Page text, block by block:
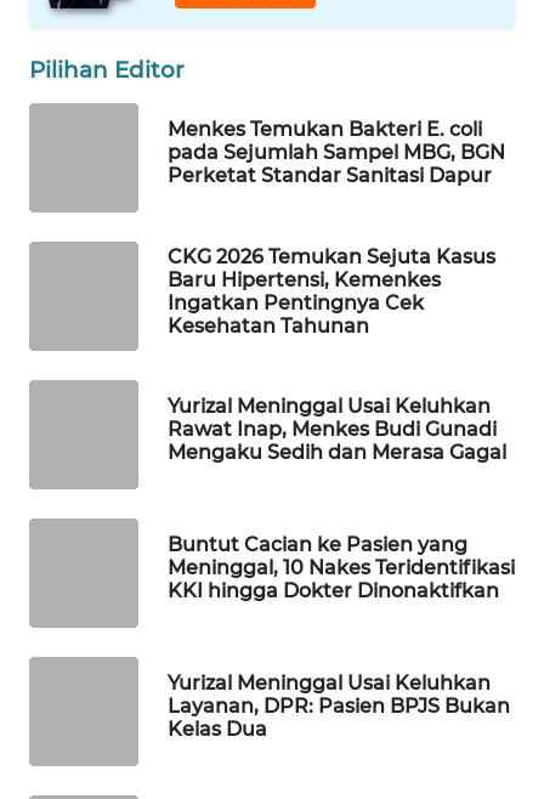
Pilihan Editor
Menkes Temukan Bakteri E. coli
pada Sejumlah Sampel MBG, BGN
Perketat Standar Sanitasi Dapur
CKG 2026 Temukan Sejuta Kasus
Baru Hipertensi, Kemenkes
Ingatkan Pentingnya Cek
Kesehatan Tahunan
Yurizal Meninggal Usai Keluhkan
Rawat Inap, Menkes Budi Gunadi
Mengaku Sedih dan Merasa Gagal
Buntut Cacian ke Pasien yang
Meninggal, 10 Nakes Teridentifikasi
KKI hingga Dokter Dinonaktifkan
Yurizal Meninggal Usai Keluhkan
Layanan, DPR: Pasien BPJS Bukan
Kelas Dua
WAHANANEWS
WAHANANEWS
WAHANA
SELEB